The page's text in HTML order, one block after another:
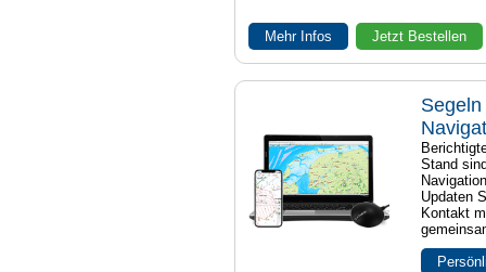
Mehr Infos Jetzt Bestellen
Stand
Updaten
Kontakt